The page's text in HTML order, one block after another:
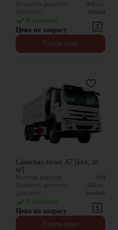
Мощность двигателя:
440 л.с.
Двигатель:
Weichai
В наличии
Цена по запросу
Узнать цену
Самосвал Howo А7 [6x4, 18
м³]
Колёсная формула:
6x4
Мощность двигателя:
340 л.с.
Двигатель:
Sinotruk
В наличии
Цена по запросу
Узнать цену